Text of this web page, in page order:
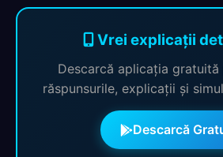
Vrei explicații
Descarcă aplicația
răspunsurile, explicații și
Descarcă